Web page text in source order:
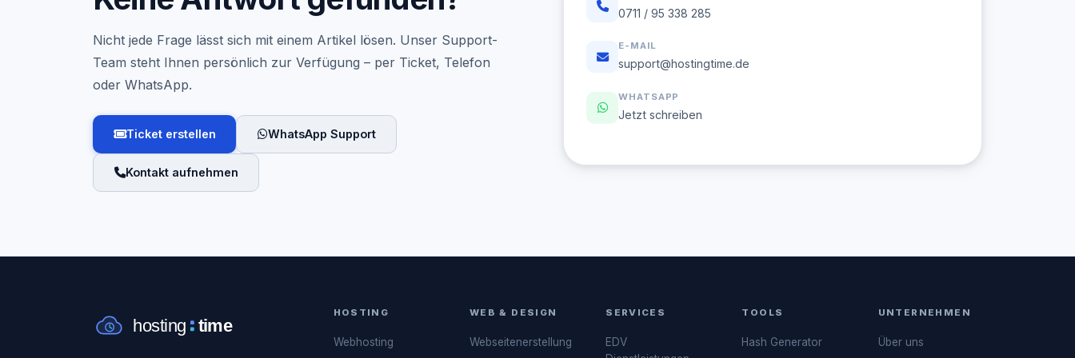
Nicht jede Frage lässt sich mit einem Artikel lösen. Unser Support-
Team steht Ihnen persönlich zur Verfügung – per Ticket, Telefon
oder WhatsApp.
Ticket erstellen WhatsApp Support
Kontakt aufnehmen
0711 / 95 338 285
E-MAIL
support@hostingtime.de
WHATSAPP
Jetzt schreiben
HOSTING
Webhosting
WEB & DESIGN
Webseitenerstellung
SERVICES
EDV
TOOLS
Hash Generator
UNTERNEHMEN
Über uns